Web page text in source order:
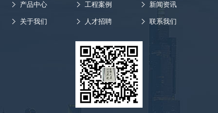
产品中心 工程案例 新闻资讯
关于我们 人才招聘 联系我们